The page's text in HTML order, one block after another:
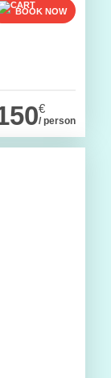
BOOK NOW
€
/ person